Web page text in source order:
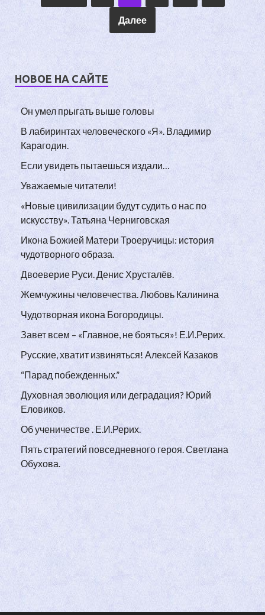
Далее
НОВОЕ НА САЙТЕ
Он умел прыгать выше головы
В лабиринтах человеческого «Я». Владимир
Карагодин.
Если увидеть пытаешься издали…
Уважаемые читатели!
«Новые цивилизации будут судить о нас по
искусству». Татьяна Черниговская
Икона Божией Матери Троеручицы: история
чудотворного образа.
Двоеверие Руси. Денис Хрусталёв.
Жемчужины человечества. Любовь Калинина
Чудотворная икона Богородицы.
Завет всем – «Главное, не бояться»! Е.И.Рерих.
Русские, хватит извиняться! Алексей Казаков
“Парад побежденных.”
Духовная эволюция или деградация? Юрий
Еловиков.
Об ученичестве . Е.И.Рерих.
Пять стратегий повседневного героя. Светлана
Обухова.